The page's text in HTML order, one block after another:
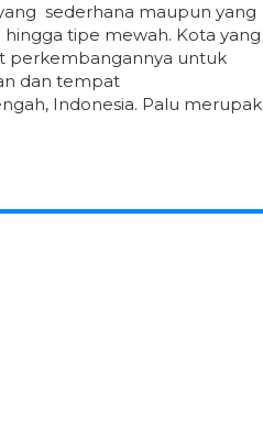
sederhana maupun yang
hingga tipe mewah. Kota yang
perkembangannya untuk
dan tempat
Indonesia. Palu